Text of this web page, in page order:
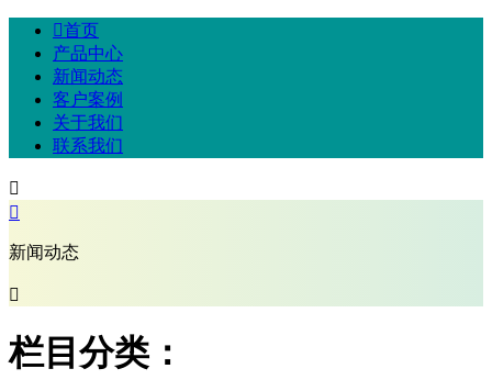
首页
产品中心
新闻动态
客户案例
关于我们
联系我们


新闻动态

栏目分类：